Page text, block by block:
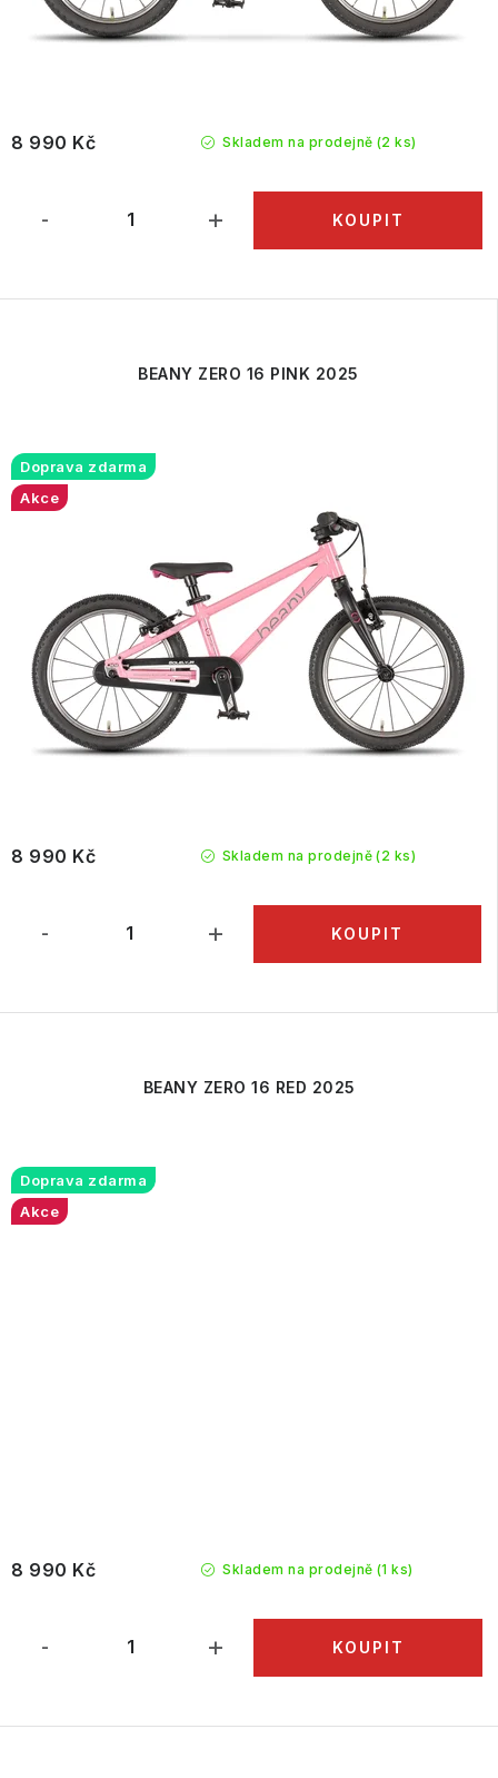
Skladem na prodejně (2 ks)
8 990 Kč
BEANY ZERO 16 PINK 2025
Doprava zdarma
Akce
Skladem na prodejně (2 ks)
8 990 Kč
BEANY ZERO 16 RED 2025
Doprava zdarma
Akce
Skladem na prodejně (1 ks)
8 990 Kč